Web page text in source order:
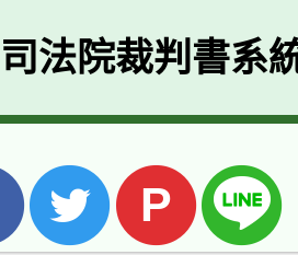
司法院裁判書系
P